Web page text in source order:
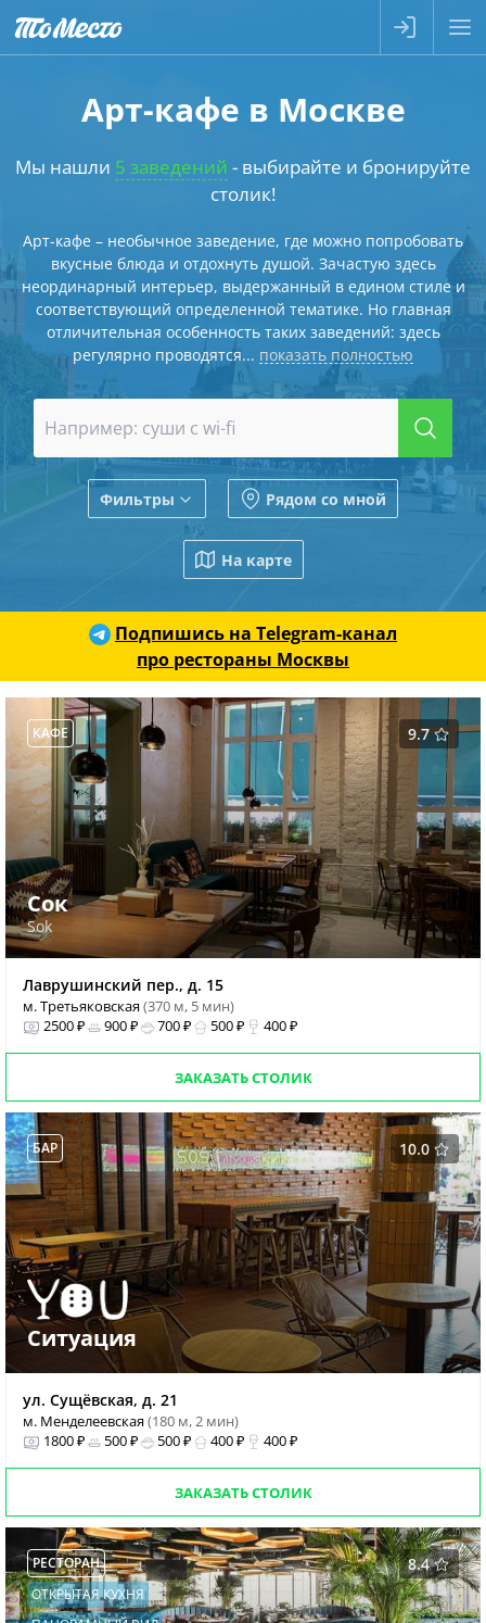
Арт-кафе в Москве
Мы нашли 5 заведений - выбирайте и бронируйте
столик!
Арт-кафе – необычное заведение, где можно попробовать
вкусные блюда и отдохнуть душой. Зачастую здесь
неординарный интерьер, выдержанный в едином стиле и
соответствующий определенной тематике. Но главная
отличительная особенность таких заведений: здесь
регулярно проводятся... показать полностью
Фильтры Рядом со мной
На карте
Подпишись на Telegram-канал
про рестораны Москвы
9.7
КАФЕ
Сок
Sok
Лаврушинский пер., д. 15
м. Третьяковская(370 м, 5 мин)
2500 ₽
900 ₽ 700 ₽ 500 ₽ 400 ₽
ЗАКАЗАТЬ СТОЛИК
10.0
БАР
Ситуация
ул. Сущёвская, д. 21
м. Менделеевская(180 м, 2 мин)
1800 ₽
500 ₽ 500 ₽ 400 ₽ 400 ₽
ЗАКАЗАТЬ СТОЛИК
8.4
РЕСТОРАН
ОТКРЫТАЯ КУХНЯ